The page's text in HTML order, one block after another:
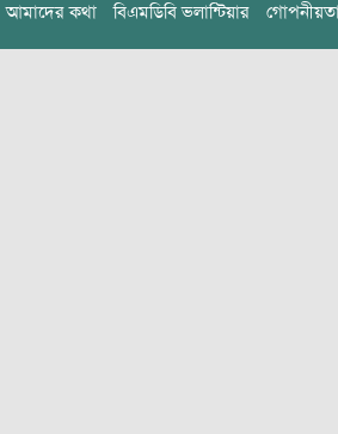
আমাদের কথা বিএমডিবি ভলান্টিয়ার